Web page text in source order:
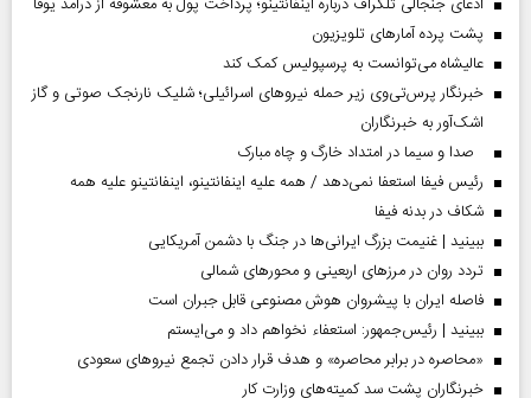
پشت پرده آمارهای تلویزیون
عالیشاه می‌توانست به پرسپولیس کمک کند
خبرنگار پرس‌تی‌وی زیر حمله نیروهای اسرائیلی؛ شلیک نارنجک صوتی و گاز
اشک‌آور به خبرنگاران
صدا و سیما در امتداد خارگ و چاه مبارک
رئیس فیفا استعفا نمی‌دهد / همه علیه اینفانتینو، اینفانتینو علیه همه
شکاف در بدنه فیفا
ببینید | غنیمت بزرگ ایرانی‌ها در جنگ با دشمن آمریکایی
تردد روان در مرزهای اربعینی و محورهای شمالی
فاصله ایران با پیشرو‌ان هوش مصنوعی قابل جبران است
ببینید | رئیس‌جمهور: استعفاء نخواهم داد و می‌ایستم
«محاصره در برابر محاصره» و هدف قرار دادن تجمع نیروهای سعودی
خبرنگاران پشت سد کمیته‌های وزارت کار